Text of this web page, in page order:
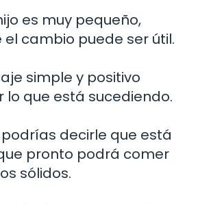
es muy pequeño,
cambio puede ser útil.
simple y positivo
lo que está sucediendo.
decirle que está
pronto podrá comer
sólidos.